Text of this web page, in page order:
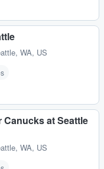
WA, US
Canucks at Seattle
WA, US